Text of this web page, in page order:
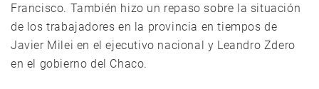
Francisco. También hizo un repaso sobre la situación
de los trabajadores en la provincia en tiempos de
Javier Milei en el ejecutivo nacional y Leandro Zdero
en el gobierno del Chaco.